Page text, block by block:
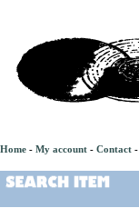
Home - My account - Contact -